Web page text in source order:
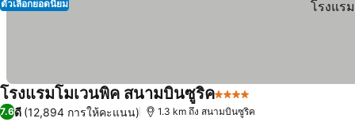
ตัวเลือกยอดนิยม
โรงแรมโมเวนพิค สนามบินซูริค4 ดาว
7.6ดี (12,894 การให้คะแนน) 1.3 km ถึง สนามบินซูริค